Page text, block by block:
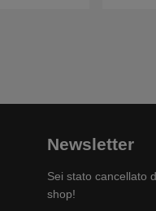
Newsletter
Sei stato cancellato
shop!